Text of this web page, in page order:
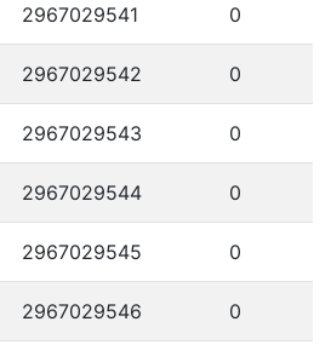
2967029541 0
2967029542 0
2967029543 0
2967029544 0
2967029545 0
2967029546 0